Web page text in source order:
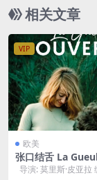
相关文章
VIP
欧美
张口结舌 La
(1974)
导演: 莫里斯·皮亚拉